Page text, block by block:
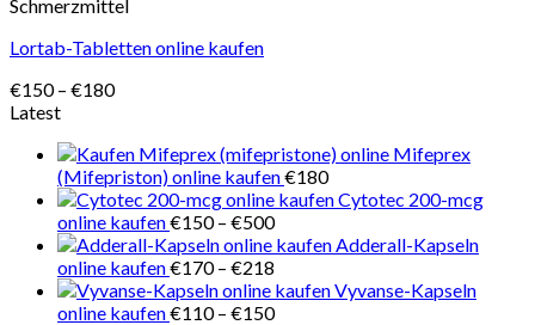
Schmerzmittel
Lortab-Tabletten online kaufen
€150 – €180Preisspanne:
€180
Latest
Mifeprex
(Mifepriston) online kaufen€180
Cytotec 200-mcg
online kaufen€150 – €500Preisspanne:
€150
€500
Adderall-Kapseln
online kaufen€170 – €218
€170
bis
Vyvanse-Kapseln
online kaufen€110 – €150Preisspanne: